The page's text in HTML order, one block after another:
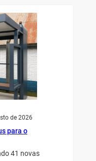
de 2026
para o
41 novas